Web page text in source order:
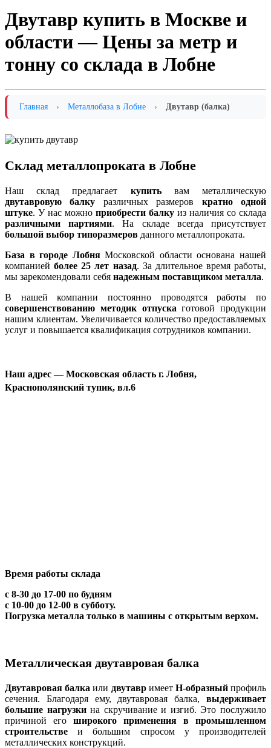
Двутавр купить в Москве и
области — Цены за метр и
тонну со склада в Лобне
Главная › Металлобаза в Лобне › Двутавр (балка)
Склад металлопроката в Лобне
Наш склад предлагает купитьвам металлическую
двутавровую балку различных размеров кратно одной
штуке. У нас можно приобрести балку из наличия со склада
различными партиями. На складе всегда присутствует
большой выбор типоразмеров данного металлопроката.
База в городе ЛобняМосковской области основана нашей
компаниейболее 25 лет назад. За длительное время работы,
мы зарекомендовали себя надежным поставщиком металла.
В нашей компании постоянно проводятся работы по
совершенствованию методик отпуска готовой продукции
нашим клиентам. Увеличивается количество предоставляемых
услуг и повышается квалификация сотрудников компании.
Наш адрес — Московская область г. Лобня,
Краснополянский тупик, вл.6
Время работы склада
с 8-30 до 17-00 по будням
с 10-00 до 12-00 в субботу.
Погрузка металла только в машины с открытым верхом.
Металлическая двутавровая балка
Двутавровая балка или двутавр имеет Н-образныйпрофиль
сечения. Благодаря ему, двутавровая балка, выдерживает
большие нагрузкина скручивание и изгиб. Это послужило
причиной его широкого применения в промышленном
строительстве и большим спросом у производителей
металлических конструкций.